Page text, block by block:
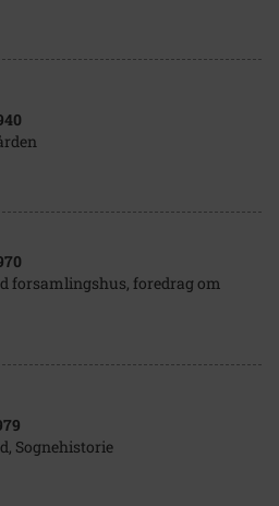
forsamlingshus, foredrag om
Sognehistorie